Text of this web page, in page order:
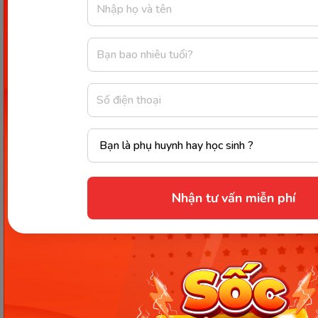
Nhận tư vấn miễn phí
Kiểm tra phát âm của mình bằng
công cụ thông minh
Dựa vào hình ảnh mô phỏng khẩu hình miệng, bạn
có thể quan sát cách phát âm của mình một cách
tương đối. Tuy nhiên, để đảm bảo âm đọc của bạn
chính xác hoàn toàn, bạn cần sử dụng công cụ
kiểm tra trực tuyến trên điện thoại hoặc máy tính
Kiểm tra ngay cách phát âm chữ E với công cụ
M-Speak của Monkey tại đây: